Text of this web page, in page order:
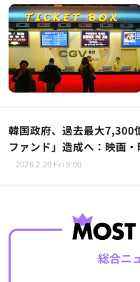
韓国政府、過去最大7,300
ファンド」造成へ：映画
2026.2.20 Fri 9:00
総合ニ